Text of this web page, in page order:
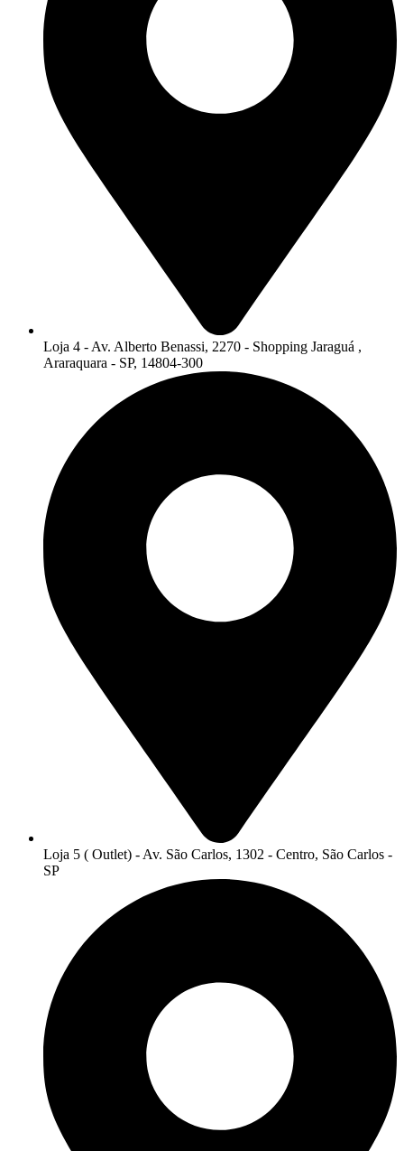
Loja 4 - Av. Alberto Benassi, 2270 - Shopping Jaraguá ,
Araraquara - SP, 14804-300
Loja 5 ( Outlet) - Av. São Carlos, 1302 - Centro, São Carlos -
SP